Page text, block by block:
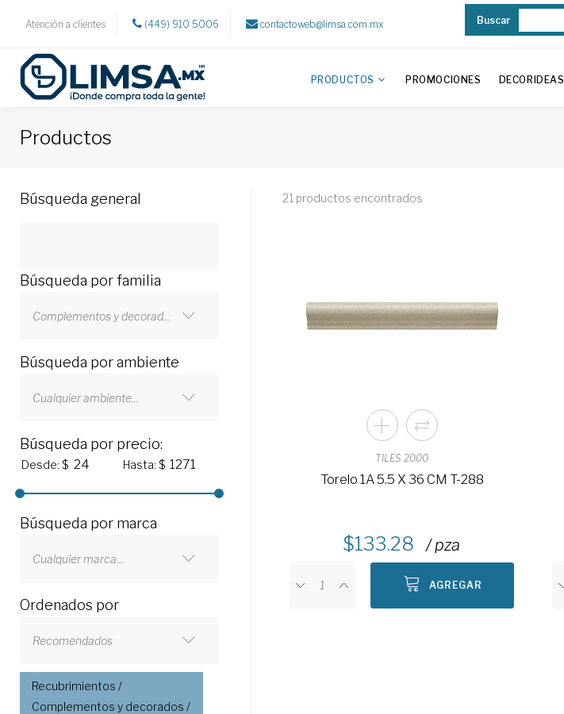
Atención a clientes (449) 910 5006 contactoweb@limsa.com.mx Buscar
PRODUCTOS PROMOCIONES DECORIDEAS
Productos
Búsqueda general
Búsqueda por familia
Búsqueda por ambiente
Cualquier ambiente...
Búsqueda por precio:
Desde: $ Hasta: $
Búsqueda por marca
Cualquier marca...
Ordenados por
Recomendados
Recubrimientos /
Complementos y decorados /
21 productos encontrados
TILES 2000
Torelo 1A 5.5 X 36 CM T-288
133.28 / pza
AGREGAR